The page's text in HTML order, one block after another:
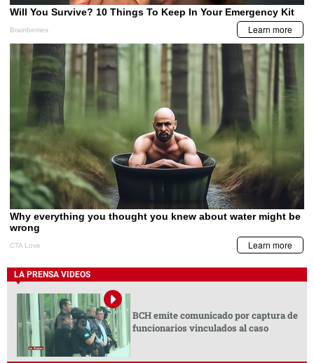
LA PRENSA VIDEOS
BCH emite comunicado por captura de
funcionarios vinculados al caso